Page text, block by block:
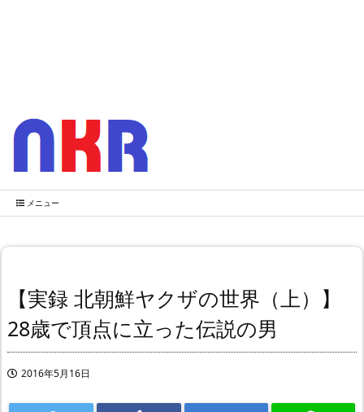
メニュー
【実録 北朝鮮ヤクザの世界（上）】
28歳で頂点に立った伝説の男
2016年5月16日